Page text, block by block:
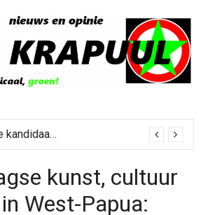
Progressieve kandidaat El-Sayed senaatskandidaat Michigan
kunst, cultuur
West-Papua: